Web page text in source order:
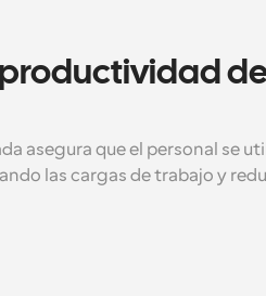
asegura que el personal se
las cargas de trabajo y